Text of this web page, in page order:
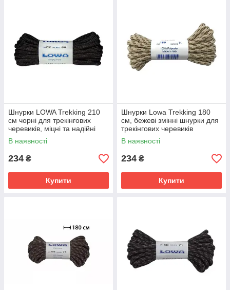
Шнурки LOWA Trekking 210
см чорні для трекінгових
черевиків, міцні та надійні
В наявності
234 ₴
Купити
Шнурки Lowa Trekking 180
см, бежеві змінні шнурки для
трекінгових черевиків
В наявності
234 ₴
Купити